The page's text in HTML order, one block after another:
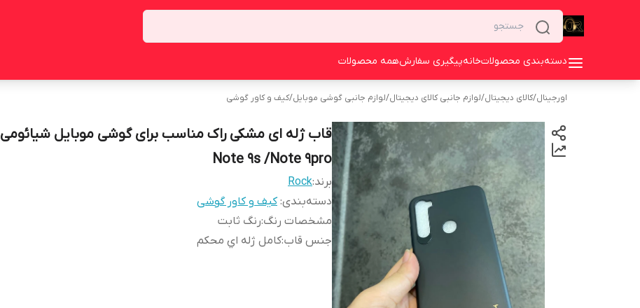
دسته‌بندی محصولاتخانهپیگیری سفارشهمه محصولات
اورجینال/کالای دیجیتال/لوازم جانبی کالای دیجیتال/لوازم جانبی گوشی موبایل/کیف و کاور گوشی
قاب ژله ای مشکی راک مناسب برای گوشی موبایل شیائومی
Note 9s /Note 9pro
برند:Rock
دسته‌بندی:کیف و کاور گوشی
مشخصات رنگ:رنگ ثابت
جنس قاب:کامل ژله اي محکم